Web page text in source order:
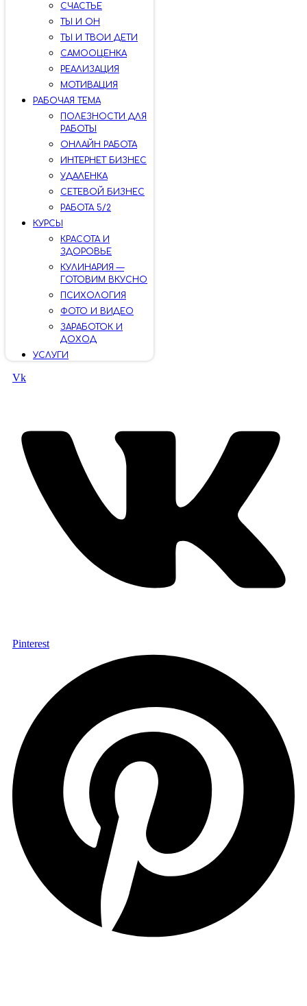
СЧАСТЬЕ
ТЫ И ОН
ТЫ И ТВОИ ДЕТИ
САМООЦЕНКА
РЕАЛИЗАЦИЯ
МОТИВАЦИЯ
РАБОЧАЯ ТЕМА
ПОЛЕЗНОСТИ ДЛЯ
РАБОТЫ
ОНЛАЙН РАБОТА
ИНТЕРНЕТ БИЗНЕС
УДАЛЕНКА
СЕТЕВОЙ БИЗНЕС
РАБОТА 5/2
КУРСЫ
КРАСОТА И
ЗДОРОВЬЕ
КУЛИНАРИЯ —
ГОТОВИМ ВКУСНО
ПСИХОЛОГИЯ
ФОТО И ВИДЕО
ЗАРАБОТОК И
ДОХОД
УСЛУГИ
Vk
Pinterest